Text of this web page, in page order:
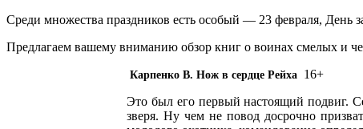
Среди множества праздников есть особый — 23 февраля, День
Предлагаем вашему вниманию обзор книг о воинах смелых и
Карпенко В. Нож в сердце Рейха 16+
Это был его первый настоящий подвиг.
зверя. Ну чем не повод досрочно